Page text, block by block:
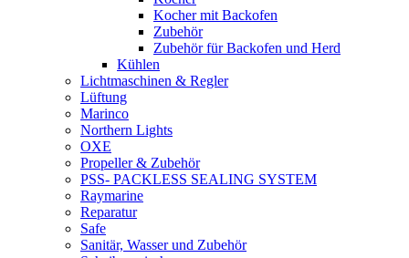
Kocher mit Backofen
Zubehör
Zubehör für Backofen und Herd
Kühlen
Lichtmaschinen & Regler
Lüftung
Marinco
Northern Lights
OXE
Propeller & Zubehör
PSS- PACKLESS SEALING SYSTEM
Raymarine
Reparatur
Safe
Sanitär, Wasser und Zubehör